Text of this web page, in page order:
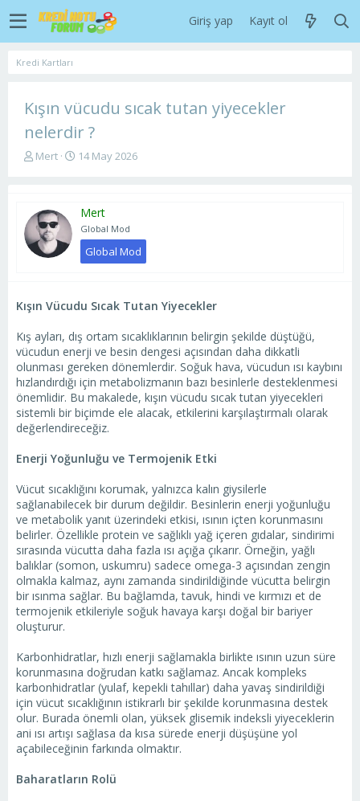
Giriş yap Kayıt ol
Kredi Kartları
Kışın vücudu sıcak tutan yiyecekler
nelerdir ?
K
y
u
b
a
t
n
Mert
B
a
n
g
a
r
h
i
14 May 2026
Mert
Global Mod
Global Mod
Kışın Vücudu Sıcak Tutan Yiyecekler
Kış ayları, dış ortam sıcaklıklarının belirgin şekilde düştüğü,
vücudun enerji ve besin dengesi açısından daha dikkatli
olunması gereken dönemlerdir. Soğuk hava, vücudun ısı kaybını
hızlandırdığı için metabolizmanın bazı besinlerle desteklenmesi
önemlidir. Bu makalede, kışın vücudu sıcak tutan yiyecekleri
sistemli bir biçimde ele alacak, etkilerini karşılaştırmalı olarak
değerlendireceğiz.
Enerji Yoğunluğu ve Termojenik Etki
Vücut sıcaklığını korumak, yalnızca kalın giysilerle
sağlanabilecek bir durum değildir. Besinlerin enerji yoğunluğu
ve metabolik yanıt üzerindeki etkisi, ısının içten korunmasını
belirler. Özellikle protein ve sağlıklı yağ içeren gıdalar, sindirimi
sırasında vücutta daha fazla ısı açığa çıkarır. Örneğin, yağlı
balıklar (somon, uskumru) sadece omega-3 açısından zengin
olmakla kalmaz, aynı zamanda sindirildiğinde vücutta belirgin
bir ısınma sağlar. Bu bağlamda, tavuk, hindi ve kırmızı et de
termojenik etkileriyle soğuk havaya karşı doğal bir bariyer
oluşturur.
Karbonhidratlar, hızlı enerji sağlamakla birlikte ısının uzun süre
korunmasına doğrudan katkı sağlamaz. Ancak kompleks
karbonhidratlar (yulaf, kepekli tahıllar) daha yavaş sindirildiği
için vücut sıcaklığının istikrarlı bir şekilde korunmasına destek
olur. Burada önemli olan, yüksek glisemik indeksli yiyeceklerin
ani ısı artışı sağlasa da kısa sürede enerji düşüşüne yol
açabileceğinin farkında olmaktır.
Baharatların Rolü